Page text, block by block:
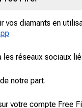
diamants en
réseaux sociaux
notre part.
votre compte Free